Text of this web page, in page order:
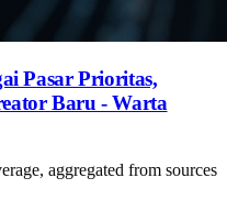
Pasar Prioritas,
Baru - Warta
aggregated from sources